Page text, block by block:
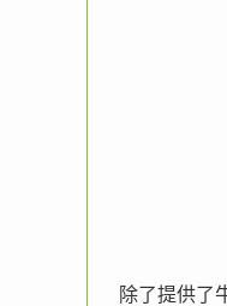
除了提供了